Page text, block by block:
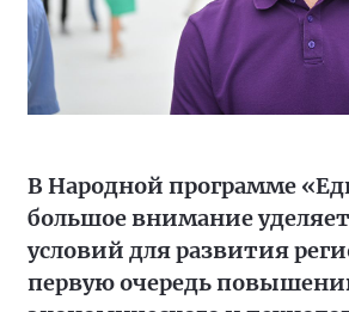
В Народной программе
большое внимание
условий для развития
первую очередь